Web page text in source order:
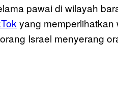
pawai di wilayah
yang memperlihatkan
Israel menyerang